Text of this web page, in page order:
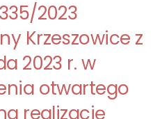
2023
Krzeszowice z
2023 r. w
otwartego
realizację